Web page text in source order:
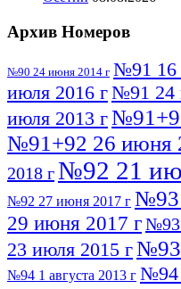
Архив Номеров
№90 24 июня 2014 г №91 16
июля 2016 г№91 24
июля 2013 г
№91+92 26 июня
2018 г№92 21
№92 27 июня 2017 г №93
29 июня 2017 г№93
23 июля 2015 г
№94 1 августа 2013 г №94